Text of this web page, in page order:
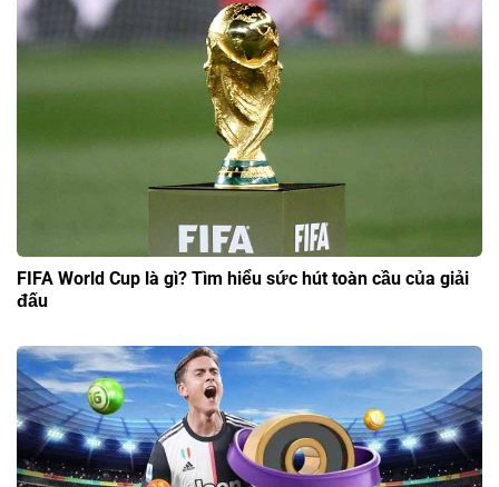
FIFA World Cup là gì? Tìm hiểu sức hút toàn cầu của giải
đấu